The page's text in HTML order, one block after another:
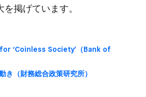
掲げています。
‘Coinless Society’​（Bank of
き​（財務総合政策研究所）